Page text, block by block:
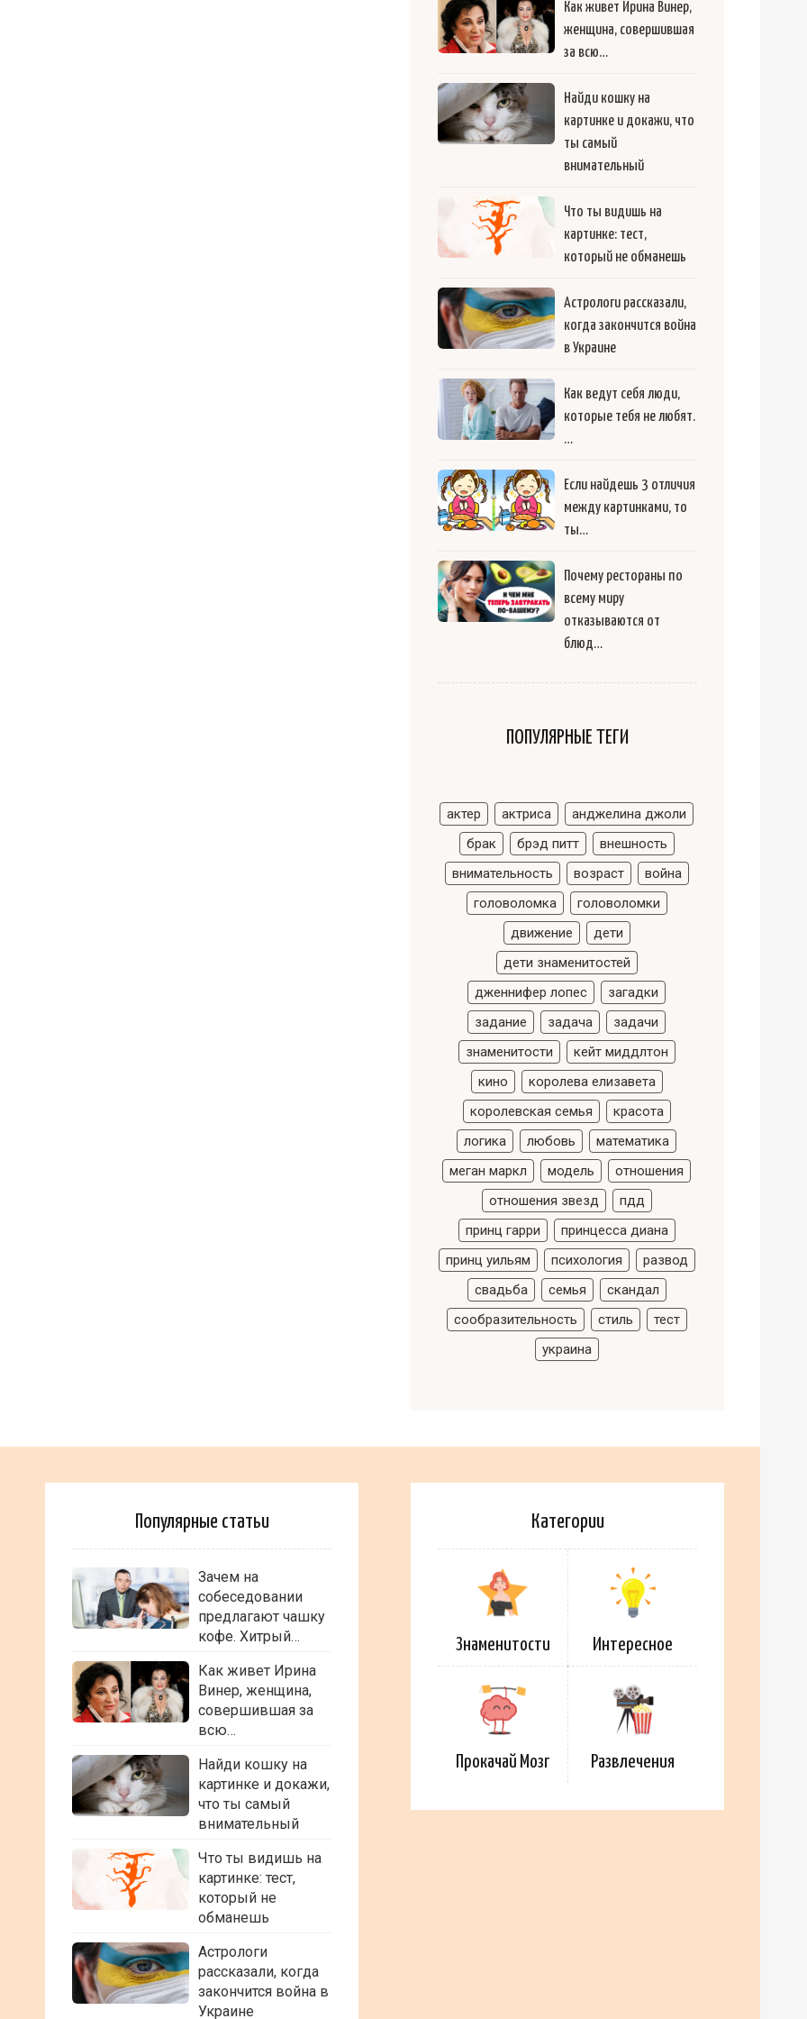
Как живет Ирина Винер,
женщина, совершившая
за всю…
Найди кошку на
картинке и докажи, что
ты самый
внимательный
Что ты видишь на
картинке: тест,
который не обманешь
Астрологи рассказали,
когда закончится война
в Украине
Как ведут себя люди,
которые тебя не любят.
…
Если найдешь 3 отличия
между картинками, то
ты…
Почему рестораны по
всему миру
отказываются от
блюд…
ПОПУЛЯРНЫЕ ТЕГИ
актер актриса
анджелина джоли
брак
брэд питт
внешность
внимательность
возраст
война
головоломка
головоломки
движение
дети
дети знаменитостей
дженнифер лопес
загадки
задание
задача
задачи
знаменитости
кейт миддлтон
кино
королева елизавета
королевская семья
красота
логика
любовь
математика
меган маркл
модель
отношения
отношения звезд
пдд
принц гарри
принцесса диана
принц уильям
психология
развод
свадьба
семья
скандал
сообразительность
стиль
тест
украина
Популярные статьи
Зачем на
собеседовании
предлагают чашку
кофе. Хитрый…
Как живет Ирина
Винер, женщина,
совершившая за
всю…
Найди кошку на
картинке и докажи,
что ты самый
внимательный
Что ты видишь на
картинке: тест,
который не
обманешь
Астрологи
рассказали, когда
закончится война в
Украине
Категории
Знаменитости Интересное
Прокачай Мозг Развлечения